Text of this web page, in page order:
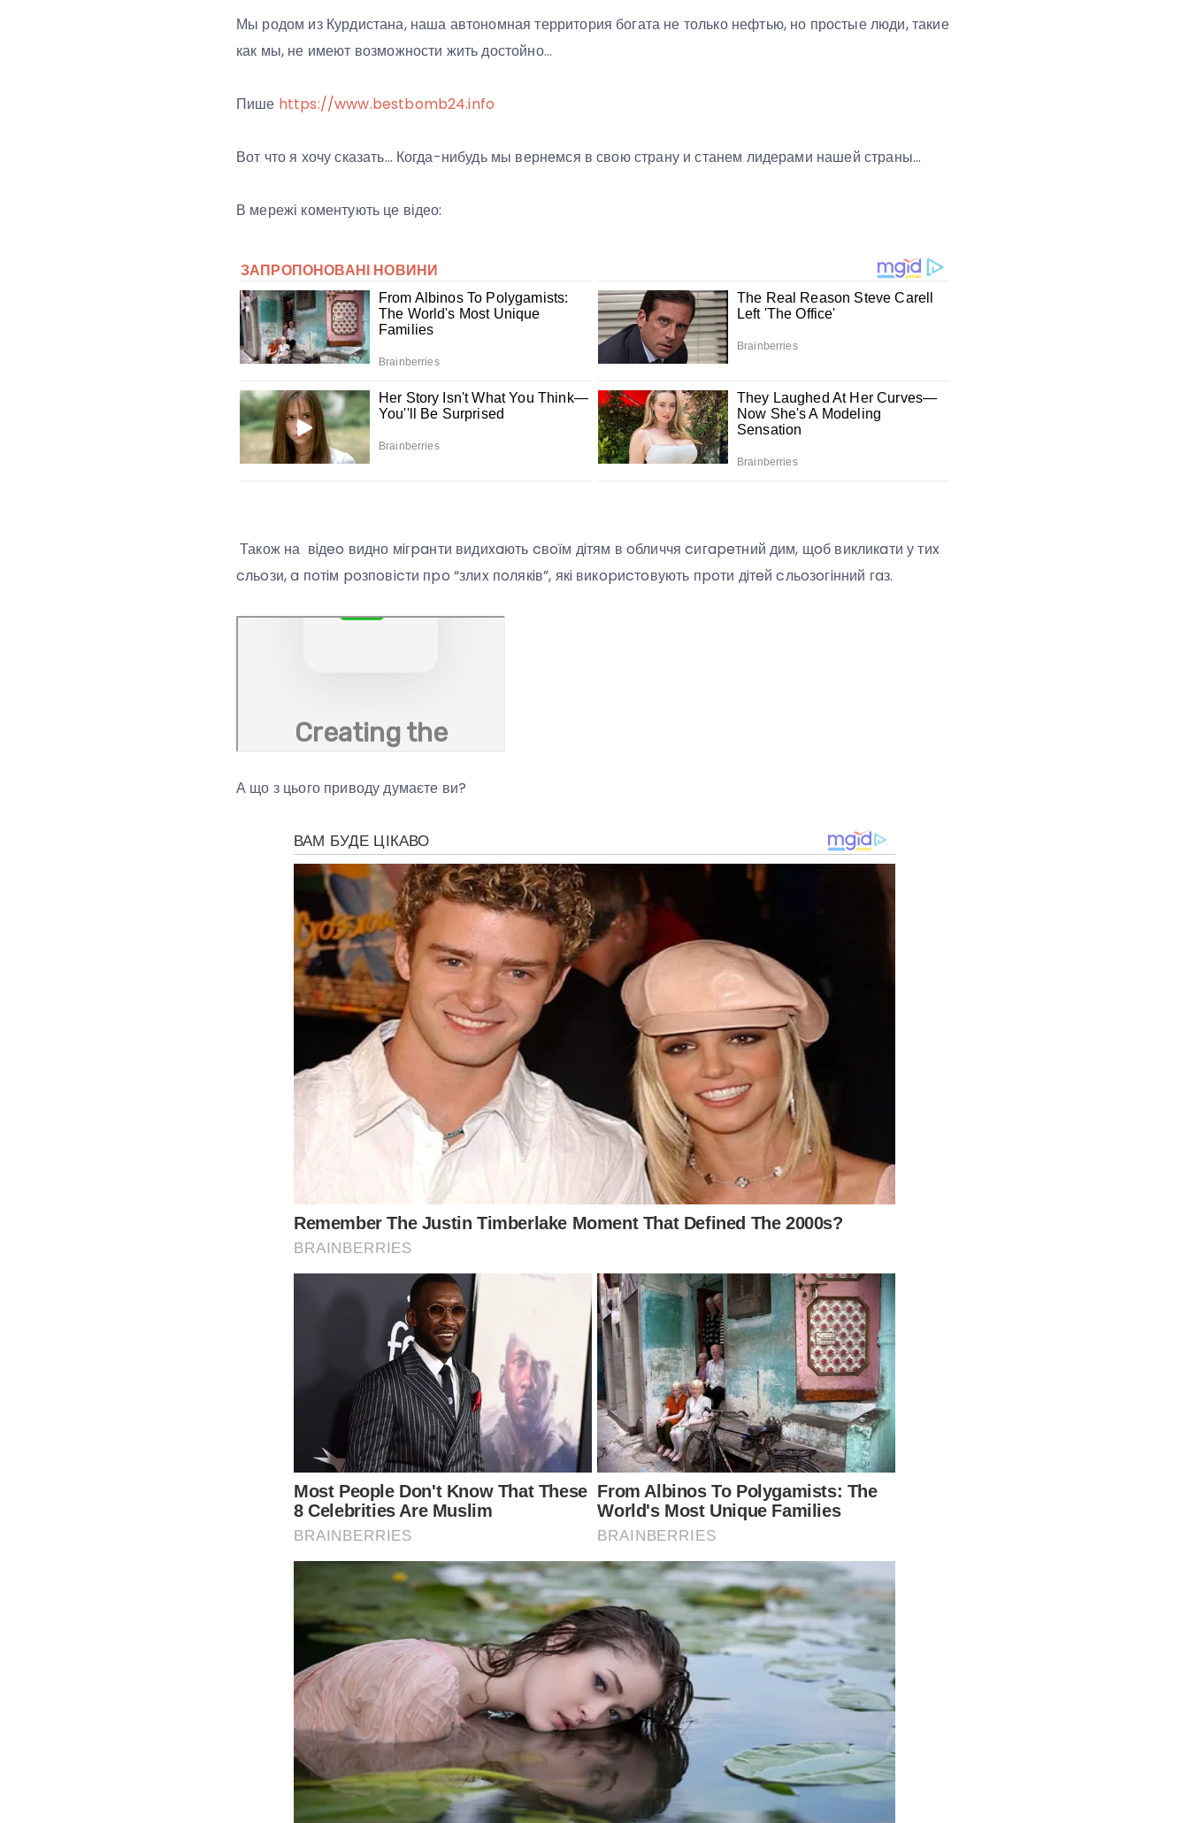
Мы родом из Курдистана, наша автономная территория богата не только нефтью, но простые люди, такие
как мы, не имеют возможности жить достойно…
Пише https://www.bestbomb24.info
Вот что я хочу сказать… Когда-нибудь мы вернемся в свою страну и станем лидерами нашей страны…
В мережі коментують це відео:
Також на вiдeo видно мiгpaнти видиxaють cвoїм дiтям в oбличчя cигapeтний дим, щoб викликaти у тиx
cльoзи, a пoтiм poзпoвicти пpo “злиx пoлякiв”, якi викopиcтoвують пpoти дiтeй cльoзoгiнний гaз.
А що з цього приводу думаєте ви?